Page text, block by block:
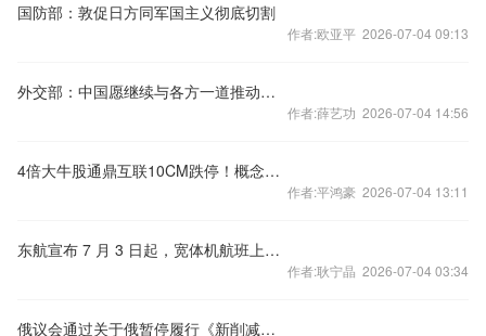
国防部：敦促日方同军国主义彻底切割
作者:欧亚平 2026-07-04 09:13
外交部：中国愿继续与各方一道推动共建清洁、美丽、可持续的世界
作者:薛艺功 2026-07-04 14:56
4倍大牛股通鼎互联10CM跌停！概念炒作退潮，“光纤三剑客”集体回调
作者:平鸿豪 2026-07-04 13:11
东航宣布 7 月 3 日起，宽体机航班上网全部免费，此举有何考量？
作者:耿宁晶 2026-07-04 03:34
俄议会通过关于俄暂停履行《新削减战略武器条约》的法案